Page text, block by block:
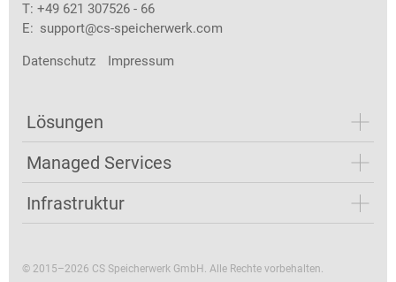
T: +49 621 307526 - 66
E: support@cs-speicherwerk.com
Datenschutz Impressum
Lösungen
Managed Services
Infrastruktur
© 2015–2026 CS Speicherwerk GmbH. Alle Rechte vorbehalten.